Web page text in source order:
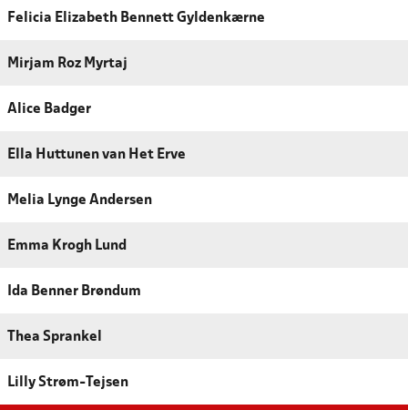
Felicia Elizabeth Bennett Gyldenkærne
Mirjam Roz Myrtaj
Alice Badger
Ella Huttunen van Het Erve
Melia Lynge Andersen
Emma Krogh Lund
Ida Benner Brøndum
Thea Sprankel
Lilly Strøm-Tejsen